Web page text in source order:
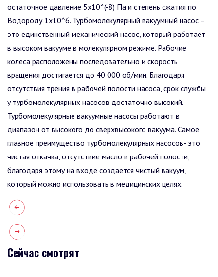
остаточное давление 5x10^(-8) Па и степень сжатия по
Водороду 1x10^6. Турбомолекулярный вакуумный насос –
это единственный механический насос, который работает
в высоком вакууме в молекулярном режиме. Рабочие
колеса расположены последовательно и скорость
вращения достигается до 40 000 об/мин. Благодаря
отсутствия трения в рабочей полости насоса, срок службы
у турбомолекулярных насосов достаточно высокий.
Турбомолекулярные вакуумные насосы работают в
диапазон от высокого до сверхвысокого вакуума. Самое
главное преимущество турбомолекулярных насосов- это
чистая откачка, отсутствие масло в рабочей полости,
благодаря этому на входе создается чистый вакуум,
который можно использовать в медицинских целях.
Сейчас смотрят